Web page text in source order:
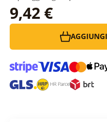
9,42 €